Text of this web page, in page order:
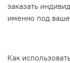
заказать
именно под
Как